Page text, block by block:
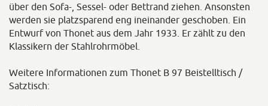
über den Sofa-, Sessel- oder Bettrand ziehen. Ansonsten
werden sie platzsparend eng ineinander geschoben. Ein
Entwurf von Thonet aus dem Jahr 1933. Er zählt zu den
Klassikern der Stahlrohrmöbel.
Weitere Informationen zum Thonet B 97 Beistelltisch /
Satztisch: